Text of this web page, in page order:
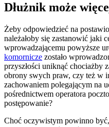
Dłużnik może
Żeby odpowiedzieć na
należałoby się zastanowić jaki
wprowadzającemu powyższe
komornicze zostało
przyszłości uniknąć chociażby
obrony swych praw, czy też w
zachowaniem polegającym na
pośrednictwem operatora
postępowanie?
Choć oczywistym powinno